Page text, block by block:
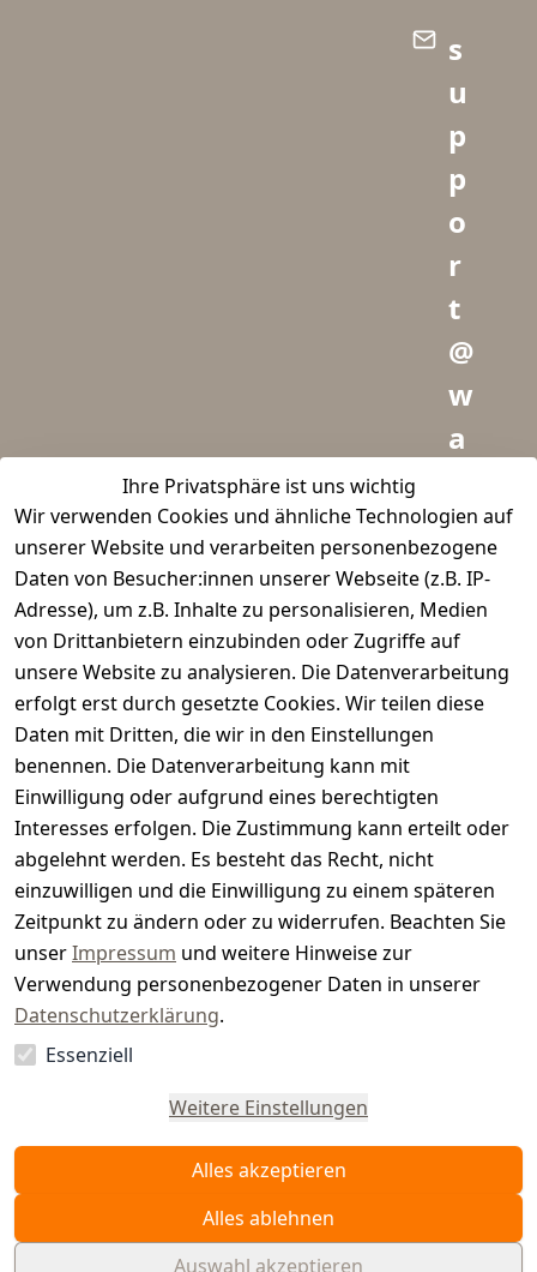
Ihre Privatsphäre ist uns wichtig
Wir verwenden Cookies und ähnliche Technologien auf
unserer Website und verarbeiten personenbezogene
Daten von Besucher:innen unserer Webseite (z.B. IP-
Adresse), um z.B. Inhalte zu personalisieren, Medien
von Drittanbietern einzubinden oder Zugriffe auf
unsere Website zu analysieren. Die Datenverarbeitung
erfolgt erst durch gesetzte Cookies. Wir teilen diese
Daten mit Dritten, die wir in den Einstellungen
benennen. Die Datenverarbeitung kann mit
Einwilligung oder aufgrund eines berechtigten
Interesses erfolgen. Die Zustimmung kann erteilt oder
abgelehnt werden. Es besteht das Recht, nicht
einzuwilligen und die Einwilligung zu einem späteren
Zeitpunkt zu ändern oder zu widerrufen. Beachten Sie
unserImpressum und weitere Hinweise zur
Verwendung personenbezogener Daten in unserer
Datenschutzerklärung.
Essenziell
Weitere Einstellungen
Alles akzeptieren
Alles ablehnen
Auswahl akzeptieren
s
u
p
p
o
r
t
@
w
a
d
m
e
i
s
r.
e
Vertrag
widerrufen